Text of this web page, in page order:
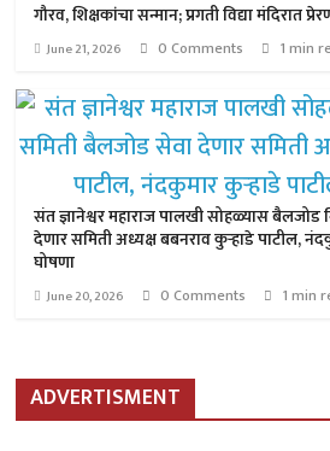
गौरव, शिक्षकांचा सन्मान; प्रगती विद्या मंदिरात
June 21, 2026 0 Comments 1 min
संत ज्ञानेश्वर महाराज पालखी सोहळ्यास
देणार समिती अध्यक्ष बबनराव कुऱ्हाडे पाटील,
घोषणा
June 20, 2026 0 Comments 1 min
ADVERTISMENT